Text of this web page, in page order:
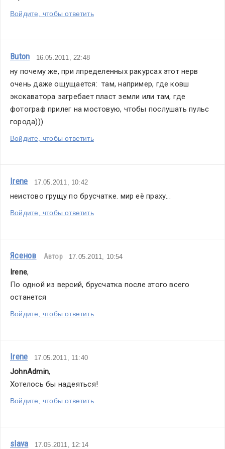
Войдите, чтобы ответить
Buton 16.05.2011, 22:48
ну почему же, при лпределенных ракурсах этот нерв
очень даже ощущается:  там, например, где ковш
экскаватора загребает пласт земли или там, где
фотограф прилег на мостовую, чтобы послушать пульс
города)))
Войдите, чтобы ответить
Irene 17.05.2011, 10:42
неистово грущу по брусчатке. мир её праху...
Войдите, чтобы ответить
Ясенов Автор 17.05.2011, 10:54
Irene,
По одной из версий, брусчатка после этого всего
останется
Войдите, чтобы ответить
Irene 17.05.2011, 11:40
JohnAdmin,
Хотелось бы надеяться!
Войдите, чтобы ответить
slava 17.05.2011, 12:14